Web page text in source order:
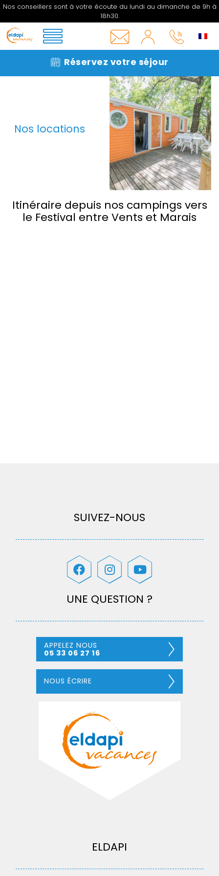
Nos conseillers sont à votre écoute du lundi au dimanche de 9h à
18h30.
INFOS
&
05 33
06 27
MON
COMPTE
Réservez votre séjour
Nos
emplacements
Nos locations
Itinéraire depuis nos campings vers
le Festival entre Vents et Marais
SUIVEZ-NOUS
UNE QUESTION ?
APPELEZ NOUS
05 33 06 27 16
NOUS ÉCRIRE
ELDAPI